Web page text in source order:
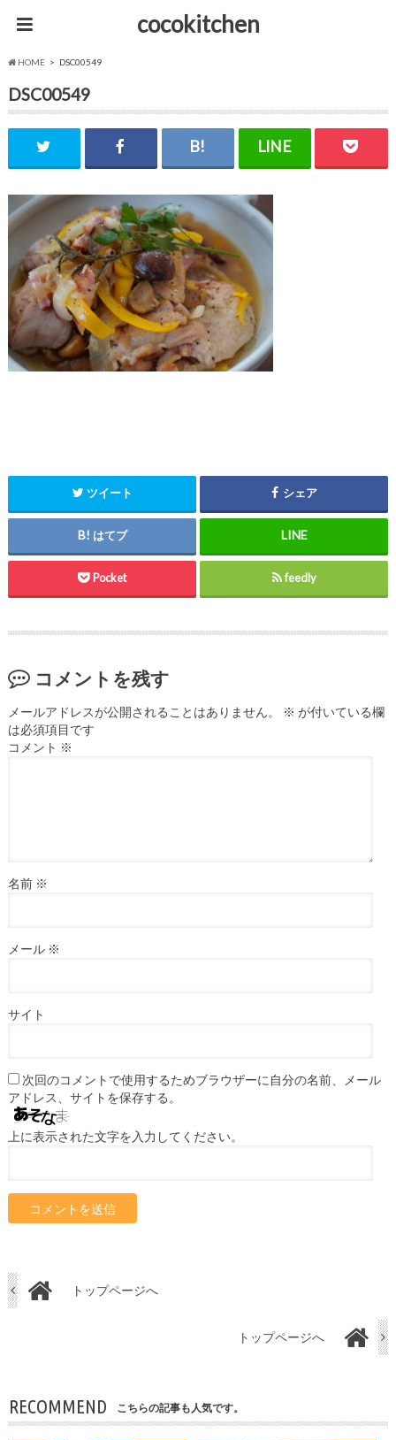
cocokitchen
HOME DSC00549
DSC00549
ツイート シェア
はてブ
Pocket feedly
コメントを残す
メールアドレスが公開されることはありません。 ※ が付いている欄
は必須項目です
コメント ※
名前 ※
メール ※
サイト
次回のコメントで使用するためブラウザーに自分の名前、メール
アドレス、サイトを保存する。
上に表示された文字を入力してください。
トップページへ
トップページへ
RECOMMEND こちらの記事も人気です。